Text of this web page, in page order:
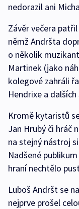
nedorazil ani
Závěr večera
němž Andršta
o několik
Martinek (jako
kolegové zahráli
Hendrixe a
Kromě kytaristů
Jan Hrubý či hráč
na stejný nástroj
Nadšené
hraní nechtělo
Luboš Andršt se
nejprve prošel